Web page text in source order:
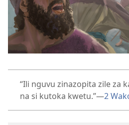
“Ili nguvu zinazopita zile za
na si kutoka kwetu.”​—2